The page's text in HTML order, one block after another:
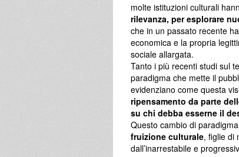
molte istituzioni culturali
rilevanza, per esplorare
che in un passato recente
economica e la propria
sociale allargata.
Tanto i più recenti studi sul
paradigma che mette il
evidenziano come questa
ripensamento da parte
su chi debba esserne il
Questo cambio di
fruizione culturale, figlie di
dall’inarrestabile e